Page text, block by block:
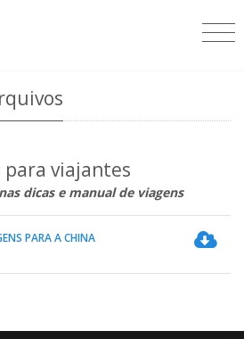
viajantes
dicas e manual de viagens
PARA A CHINA